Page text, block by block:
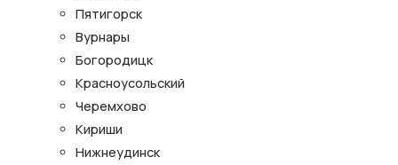
Пятигорск
Вурнары
Богородицк
Красноусольский
Черемхово
Кириши
Нижнеудинск